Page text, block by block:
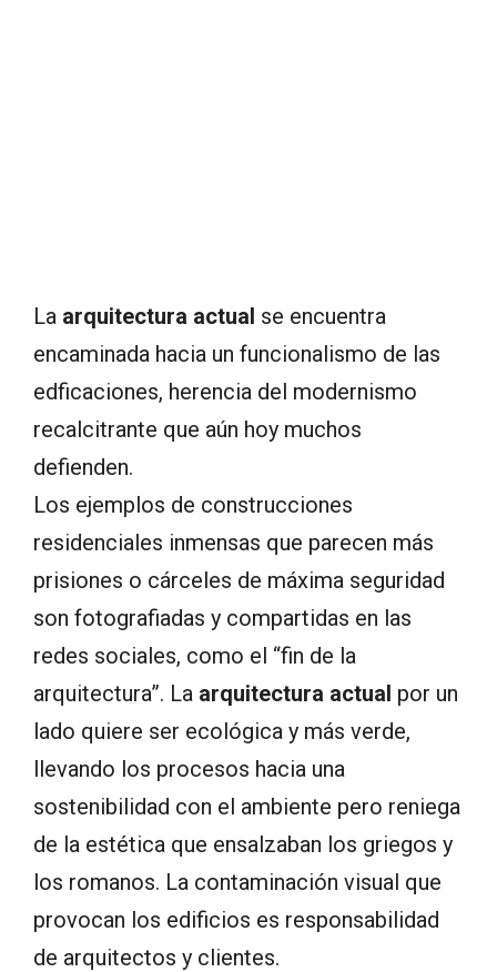
La arquitectura actual se encuentra
encaminada hacia un funcionalismo de las
edficaciones, herencia del modernismo
recalcitrante que aún hoy muchos
defienden.
Los ejemplos de construcciones
residenciales inmensas que parecen más
prisiones o cárceles de máxima seguridad
son fotografiadas y compartidas en las
redes sociales, como el “fin de la
arquitectura”. La arquitectura actual por un
lado quiere ser ecológica y más verde,
llevando los procesos hacia una
sostenibilidad con el ambiente pero reniega
de la estética que ensalzaban los griegos y
los romanos. La contaminación visual que
provocan los edificios es responsabilidad
de arquitectos y clientes.